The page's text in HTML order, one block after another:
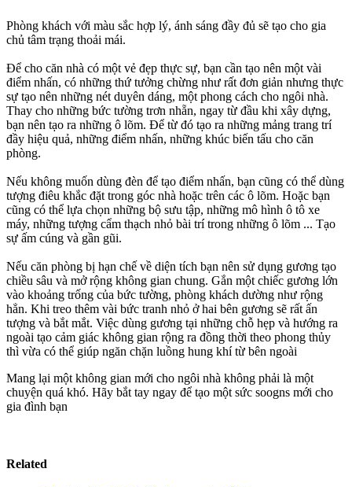
Phòng khách với màu sắc hợp lý, ánh sáng đầy đủ sẽ tạo cho gia
chủ tâm trạng thoải mái.
Để cho căn nhà có một vẻ đẹp thực sự, bạn cần tạo nên một vài
điểm nhấn, có những thứ tưởng chừng như rất đơn giản nhưng thực
sự tạo nên những nét duyên dáng, một phong cách cho ngôi nhà.
Thay cho những bức tường trơn nhẵn, ngay từ đầu khi xây dựng,
bạn nên tạo ra những ô lõm. Để từ đó tạo ra những mảng trang trí
đầy hiệu quả, những điểm nhấn, những khúc biến tấu cho căn
phòng.
Nếu không muốn dùng đèn để tạo điểm nhấn, bạn cũng có thể dùng
tượng điêu khắc đặt trong góc nhà hoặc trên các ô lõm. Hoặc bạn
cũng có thể lựa chọn những bộ sưu tập, những mô hình ô tô xe
máy, những tượng cẩm thạch nhỏ bài trí trong những ô lõm ... Tạo
sự ấm cúng và gần gũi.
Nếu căn phòng bị hạn chế về diện tích bạn nên sử dụng gương tạo
chiều sâu và mở rộng không gian chung. Gắn một chiếc gương lớn
vào khoảng trống của bức tường, phòng khách dường như rộng
hẳn. Khi treo thêm vài bức tranh nhỏ ở hai bên gương sẽ rất ấn
tượng và bắt mắt. Việc dùng gương tại những chỗ hẹp và hướng ra
ngoài tạo cảm giác không gian rộng ra đồng thời theo phong thủy
thì vừa có thể giúp ngăn chặn luồng hung khí từ bên ngoài
Mang lại một không gian mới cho ngôi nhà không phải là một
chuyện quá khó. Hãy bắt tay ngay để tạo một sức soogns mới cho
gia đình bạn
Related